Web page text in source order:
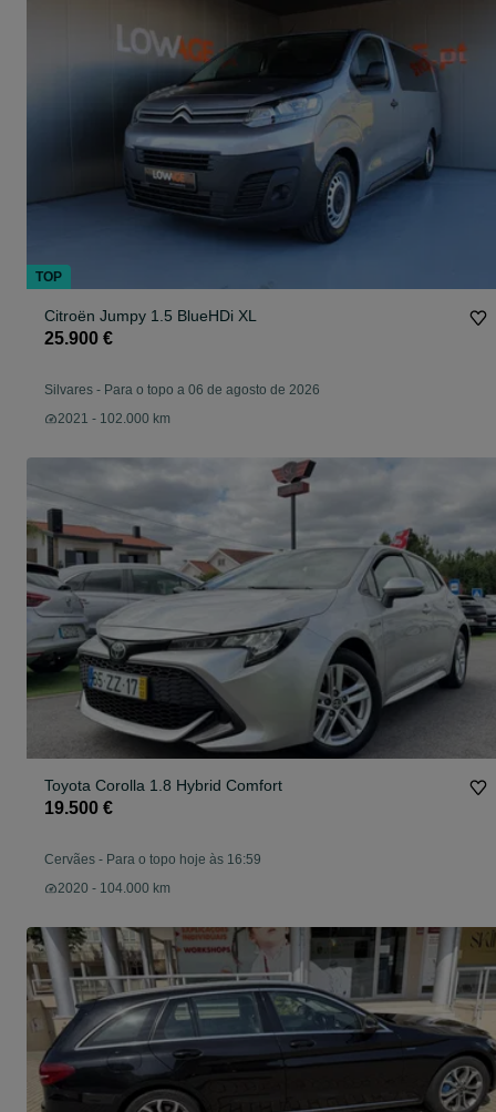
Citroën Jumpy 1.5 BlueHDi XL
25.900 €
Silvares - Para o topo a 06 de agosto de 2026
2021 - 102.000 km
Toyota Corolla 1.8 Hybrid Comfort
19.500 €
Cervães - Para o topo hoje às 16:59
2020 - 104.000 km
TOP